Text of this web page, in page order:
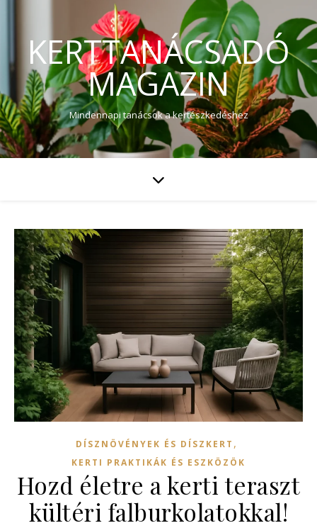
KERTTANÁCSADÓ
MAGAZIN
Mindennapi tanácsok a kertészkedéshez
DÍSZNÖVÉNYEK ÉS DÍSZKERT ,
KERTI PRAKTIKÁK ÉS ESZKÖZÖK
Hozd életre a kerti teraszt
kültéri falburkolatokkal!